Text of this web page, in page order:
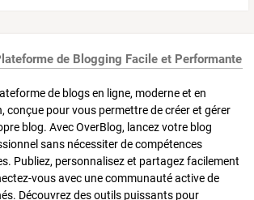
de Blogging Facile et Performante
de blogs en ligne, moderne et en
conçue pour vous permettre de créer et gérer
blog. Avec OverBlog, lancez votre blog
sans nécessiter de compétences
Publiez, personnalisez et partagez facilement
vous avec une communauté active de
Découvrez des outils puissants pour